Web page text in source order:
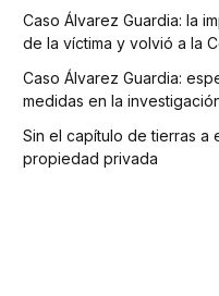
Caso Álvarez Guardia: la
de la víctima y volvió a la
Caso Álvarez Guardia:
medidas en la
Sin el capítulo de tierras a
propiedad privada